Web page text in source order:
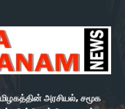
அரசியல், சமூக